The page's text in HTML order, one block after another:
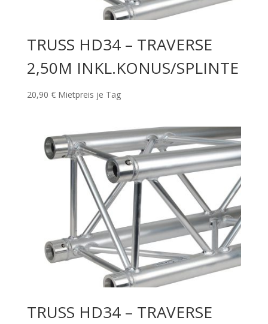
TRUSS HD34 – TRAVERSE
2,50M INKL.KONUS/SPLINTE
20,90 € Mietpreis je Tag
TRUSS HD34 – TRAVERSE